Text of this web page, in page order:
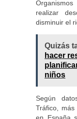
realizar
disminuir el
Quizás
hacer
niños
Según
Tráfico,